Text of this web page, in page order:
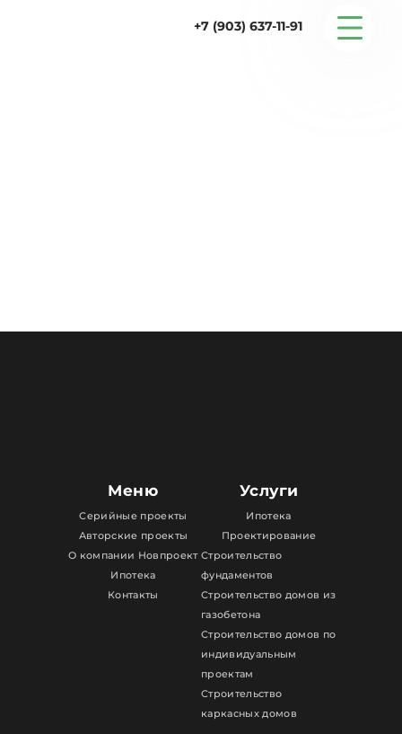
+7 (903) 637-11-91
Статьи
Меню
Серийные проекты
Авторские проекты
О компании Новпроект
Ипотека
Контакты
Услуги
Ипотека
Проектирование
Строительство
фундаментов
Строительство домов из
газобетона
Строительство домов по
индивидуальным
проектам
Строительство
каркасных домов